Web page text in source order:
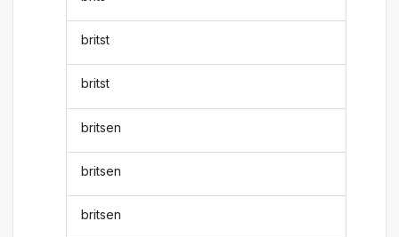
britst
britst
britsen
britsen
britsen